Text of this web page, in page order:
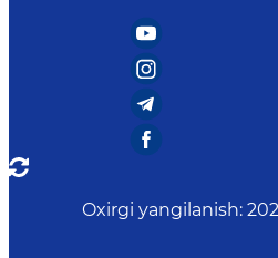
Oxirgi yangilanish: